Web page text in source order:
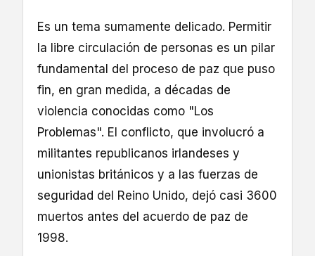
Es un tema sumamente delicado. Permitir
la libre circulación de personas es un pilar
fundamental del proceso de paz que puso
fin, en gran medida, a décadas de
violencia conocidas como "Los
Problemas". El conflicto, que involucró a
militantes republicanos irlandeses y
unionistas británicos y a las fuerzas de
seguridad del Reino Unido, dejó casi 3600
muertos antes del acuerdo de paz de
1998.